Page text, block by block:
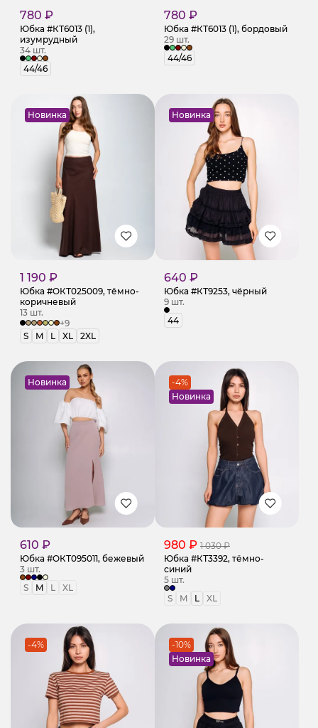
780 ₽
Юбка #КТ6013 (1),
изумрудный
34 шт.
44/46
780 ₽
Юбка #КТ6013 (1), бордовый
29 шт.
44/46
Новинка
1 190 ₽
Юбка #ОКТ025009, тёмно-
коричневый
13 шт.
+9
S
M L XL 2XL
Новинка
640 ₽
Юбка #КТ9253, чёрный
9 шт.
44
Новинка
610 ₽
Юбка #ОКТ095011, бежевый
3 шт.
S
M L XL
-4%
Новинка
980 ₽ 1 030 ₽
Юбка #КТ3392, тёмно-
синий
5 шт.
S
M L XL
-4%
-10%
Новинка